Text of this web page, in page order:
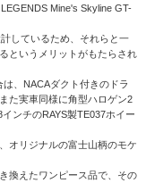
Mine's Skyline GT-
しているため、それらと一
というメリットがもたらされ
、NACAダクト付きのドラ
た実車同様に角型ハロゲン2
ンチのRAYS製TE037ホイー
オリジナルの富士山柄のモケ
換えたワンピース品で、その